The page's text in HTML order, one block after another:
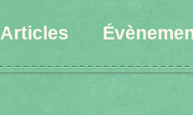
Articles